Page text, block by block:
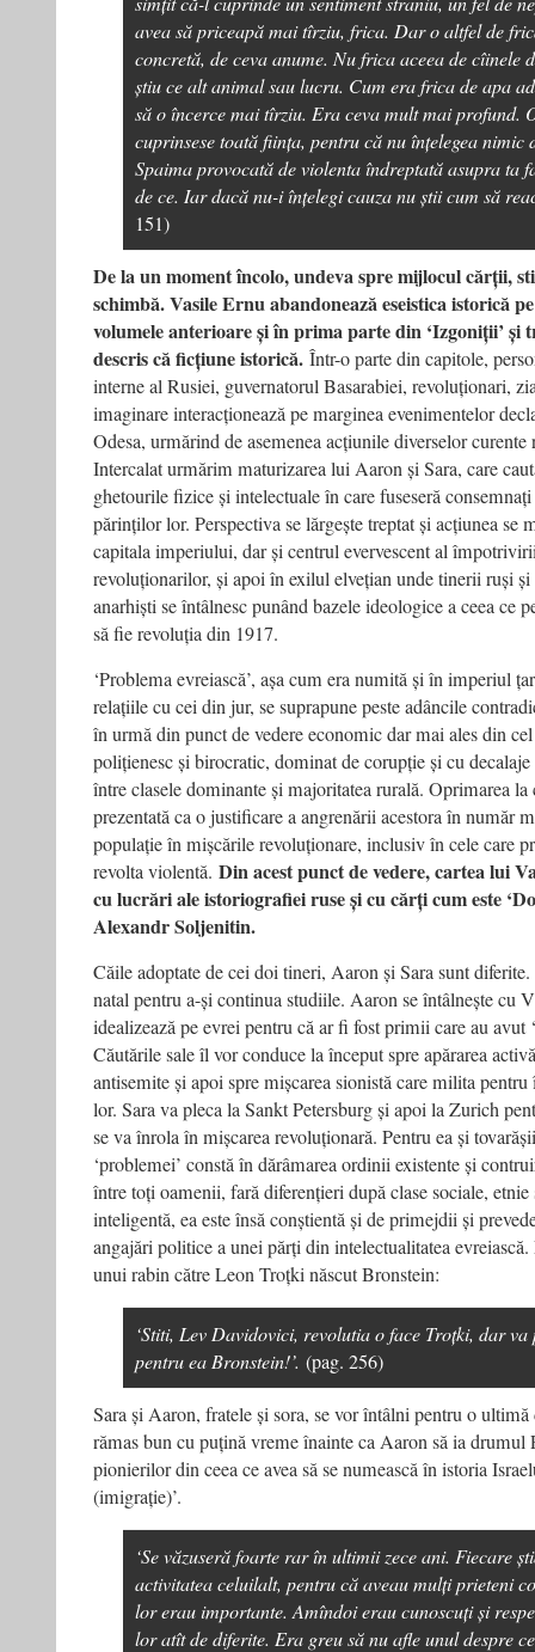
avea să priceapă mai tîrziu, frica. Dar o altfel de
concretă, de ceva anume. Nu frica aceea de cîinele
știu ce alt animal sau lucru. Cum era frica de apa
să o încerce mai tîrziu. Era ceva mult mai profund.
cuprinsese toată ființa, pentru că nu înțelegea nimic
Spaima provocată de violenta îndreptată asupra ta
de ce. Iar dacă nu-i înțelegi cauza nu știi cum să
151)
De la un moment încolo, undeva spre mijlocul cărții,
schimbă. Vasile Ernu abandonează eseistica istorică
volumele anterioare și în prima parte din ‘Izgoniții’ și
descris că ficțiune istorică. Într-o parte din capitole,
interne al Rusiei, guvernatorul Basarabiei, revoluționari,
imaginare interacționează pe marginea evenimentelor
Odesa, urmărind de asemenea acțiunile diverselor
Intercalat urmărim maturizarea lui Aaron și Sara, care
ghetourile fizice și intelectuale în care fuseseră
părinților lor. Perspectiva se lărgește treptat și acțiunea se
capitala imperiului, dar și centrul evervescent al
revoluționarilor, și apoi în exilul elvețian unde tinerii ruși
anarhiști se întâlnesc punând bazele ideologice a ceea ce
să fie revoluția din 1917.
‘Problema evreiască’, așa cum era numită și în imperiul
relațiile cu cei din jur, se suprapune peste adâncile
în urmă din punct de vedere economic dar mai ales din
polițienesc și birocratic, dominat de corupție și cu
între clasele dominante și majoritatea rurală. Oprimarea la
prezentată ca o justificare a angrenării acestora în număr
populație în mișcările revoluționare, inclusiv în cele care
revolta violentă. Din acest punct de vedere, cartea lui
cu lucrări ale istoriografiei ruse și cu cărți cum este
Alexandr Soljenitin.
Căile adoptate de cei doi tineri, Aaron și Sara sunt
natal pentru a-și continua studiile. Aaron se întâlnește cu
idealizează pe evrei pentru că ar fi fost primii care au avut
Căutările sale îl vor conduce la început spre apărarea
antisemite și apoi spre mișcarea sionistă care milita
lor. Sara va pleca la Sankt Petersburg și apoi la Zurich
se va înrola în mișcarea revoluționară. Pentru ea și
‘problemei’ constă în dărâmarea ordinii existente și
între toți oamenii, fară diferențieri după clase sociale,
inteligentă, ea este însă conștientă și de primejdii și
angajări politice a unei părți din intelectualitatea
unui rabin către Leon Troțki născut Bronstein:
‘Stiti, Lev Davidovici, revolutia o face Troțki, dar
pentru ea Bronstein!’. (pag. 256)
Sara și Aaron, fratele și sora, se vor întâlni pentru o ultimă
rămas bun cu puțină vreme înainte ca Aaron să ia drumul
pionierilor din ceea ce avea să se numească în istoria
(imigrație)’.
‘Se văzuseră foarte rar în ultimii zece ani. Fiecare
activitatea celuilalt, pentru că aveau mulți prieteni
lor erau importante. Amîndoi erau cunoscuți și
lor atît de diferite. Era greu să nu afle unul despre